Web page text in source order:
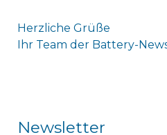
Herzliche Grüße
Ihr Team der Battery-
Newsletter